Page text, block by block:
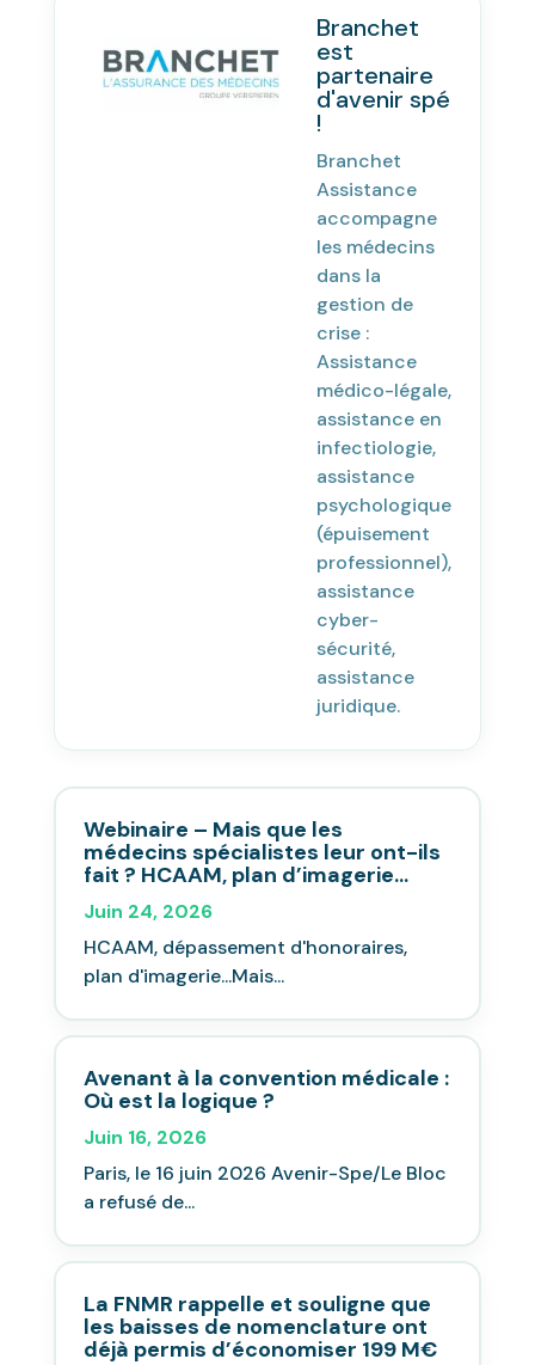
Branchet
est
partenaire
d'avenir spé
!
Branchet
Assistance
accompagne
les médecins
dans la
gestion de
crise :
Assistance
médico-légale,
assistance en
infectiologie,
assistance
psychologique
(épuisement
professionnel),
assistance
cyber-
sécurité,
assistance
juridique.
Webinaire – Mais que les
médecins spécialistes leur ont-ils
fait ? HCAAM, plan d’imagerie…
Juin 24, 2026
HCAAM, dépassement d'honoraires,
plan d'imagerie...Mais...
Avenant à la convention médicale :
Où est la logique ?
Juin 16, 2026
Paris, le 16 juin 2026 Avenir-Spe/Le Bloc
a refusé de...
La FNMR rappelle et souligne que
les baisses de nomenclature ont
déjà permis d’économiser 199 M€